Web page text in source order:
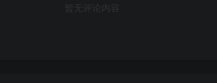
暂无评论内容